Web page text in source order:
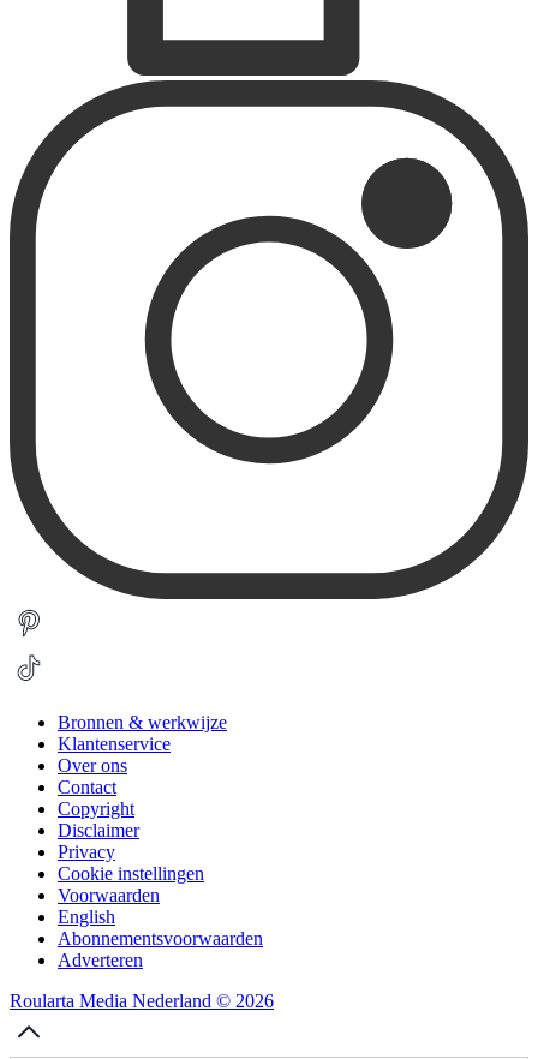
Bronnen & werkwijze
Klantenservice
Over ons
Contact
Copyright
Disclaimer
Privacy
Cookie instellingen
Voorwaarden
English
Abonnementsvoorwaarden
Adverteren
Roularta Media Nederland © 2026